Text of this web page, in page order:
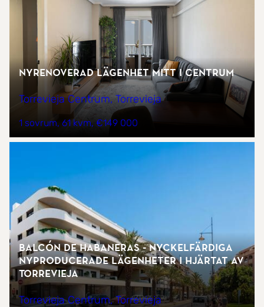
Nyrenoverad lägenhet mitt i centrum
Torrevieja Centrum, Torrevieja
1 sovrum 61 kvm €149 000
Balcón de Habaneras - Nyckelfärdiga
nyproducerade lägenheter i hjärtat av
Torrevieja
Torrevieja Centrum, Torrevieja